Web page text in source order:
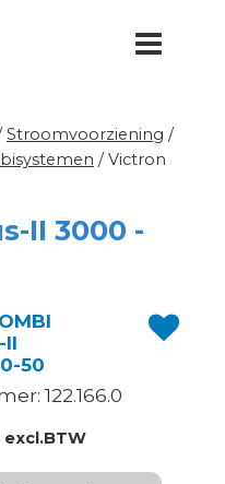
Stroomvoorziening /
/ Victron
II 3000 -
II
50
122.166.0
excl.BTW